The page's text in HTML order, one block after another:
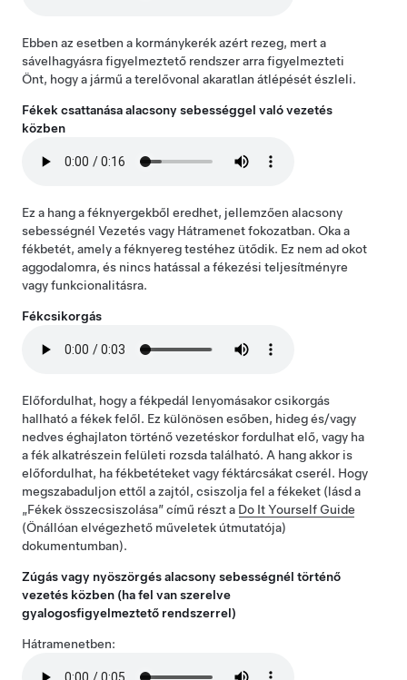
Ebben az esetben a kormánykerék azért rezeg, mert a
sávelhagyásra figyelmeztető rendszer arra figyelmezteti
Önt, hogy a jármű a terelővonal akaratlan átlépését észleli.
Fékek csattanása alacsony sebességgel való vezetés
közben
Ez a hang a féknyergekből eredhet, jellemzően alacsony
sebességnél Vezetés vagy Hátramenet fokozatban. Oka a
fékbetét, amely a féknyereg testéhez ütődik. Ez nem ad okot
aggodalomra, és nincs hatással a fékezési teljesítményre
vagy funkcionalitásra.
Fékcsikorgás
Előfordulhat, hogy a fékpedál lenyomásakor csikorgás
hallható a fékek felől. Ez különösen esőben, hideg és/vagy
nedves éghajlaton történő vezetéskor fordulhat elő, vagy ha
a fék alkatrészein felületi rozsda található. A hang akkor is
előfordulhat, ha fékbetéteket vagy féktárcsákat cserél. Hogy
megszabaduljon ettől a zajtól, csiszolja fel a fékeket (lásd a
„Fékek összecsiszolása” című részt a Do It Yourself Guide
(Önállóan elvégezhető műveletek útmutatója)
dokumentumban).
Zúgás vagy nyöszörgés alacsony sebességnél történő
vezetés közben (ha fel van szerelve
gyalogosfigyelmeztető rendszerrel)
Hátramenetben: